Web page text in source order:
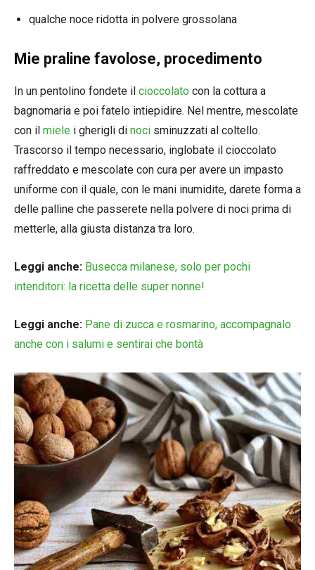
qualche noce ridotta in polvere grossolana
Mie praline favolose, procedimento
In un pentolino fondete il cioccolato con la cottura a
bagnomaria e poi fatelo intiepidire. Nel mentre, mescolate
con il miele i gherigli di noci sminuzzati al coltello.
Trascorso il tempo necessario, inglobate il cioccolato
raffreddato e mescolate con cura per avere un impasto
uniforme con il quale, con le mani inumidite, darete forma a
delle palline che passerete nella polvere di noci prima di
metterle, alla giusta distanza tra loro.
Leggi anche: Busecca milanese, solo per pochi
intenditori: la ricetta delle super nonne!
Leggi anche: Pane di zucca e rosmarino, accompagnalo
anche con i salumi e sentirai che bontà